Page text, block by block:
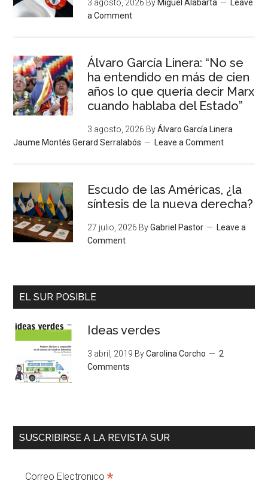
3 agosto, 2026 By Miguel Alabarta
Leave
a Comment
Álvaro García Linera: “No se
ha entendido en más de cien
años lo que quería decir Marx
cuando hablaba del Estado”
3 agosto, 2026 ByÁlvaro García Linera
Jaume Montés Gerard Serralabós
Leave a Comment
Escudo de las Américas, ¿la
síntesis de la nueva derecha?
27 julio, 2026 ByGabriel Pastor
Leave a
Comment
EL SUR POSIBLE
Ideas verdes
3 abril, 2019 ByCarolina Corcho
2
Comments
SUSCRIBIRSE A LA REVISTA SUR
Correo Electronico*